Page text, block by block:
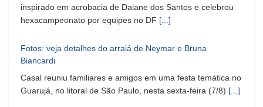
inspirado em acrobacia de Daiane dos Santos e celebrou
hexacampeonato por equipes no DF [...]
Fotos: veja detalhes do arraiá de Neymar e Bruna
Biancardi
Casal reuniu familiares e amigos em uma festa temática no
Guarujá, no litoral de São Paulo, nesta sexta-feira (7/8) [...]